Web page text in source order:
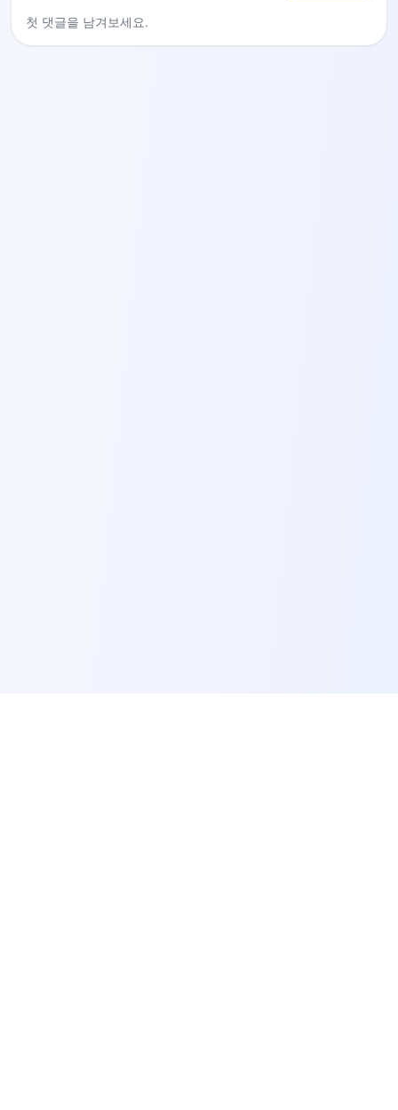
첫 댓글을 남겨보세요.